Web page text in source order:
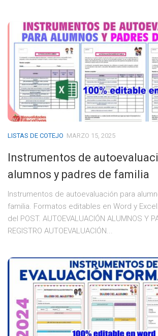
LISTAS DE COTEJO MARZO 15, 2025
Instrumentos de
alumnos y padres de familia
Instrumentos de autoevaluación para
familia. Formatos editables en Word y
del POST. AUTOEVALUACIÓN ALUMNOS Y
REGISTRO AUTOEVALUACIÓN...